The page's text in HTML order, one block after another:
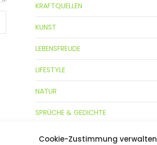
Cookie-Zustimmung verwalten
KRAFTQUELLEN
KUNST
LEBENSFREUDE
LIFESTYLE
NATUR
SPRÜCHE & GEDICHTE